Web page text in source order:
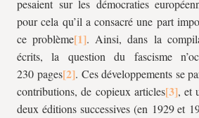
pesaient sur les démocraties
pour cela qu’il a consacré une part
ce problème
. Ainsi, dans la
écrits, la question du fascisme
230 pages
. Ces développements se
contributions, de copieux articles
, et
deux éditions successives (en 1929 et